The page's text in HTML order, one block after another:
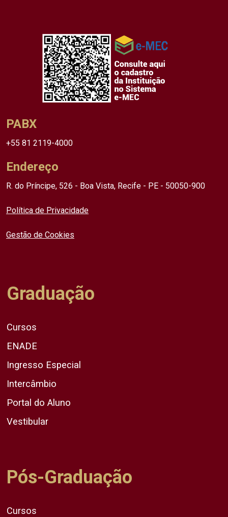
PABX
+55 81 2119-4000
Endereço
R. do Príncipe, 526 - Boa Vista, Recife - PE - 50050-900
Política de Privacidade
Gestão de Cookies
Graduação
Cursos
ENADE
Ingresso Especial
Intercâmbio
Portal do Aluno
Vestibular
Pós-Graduação
Cursos